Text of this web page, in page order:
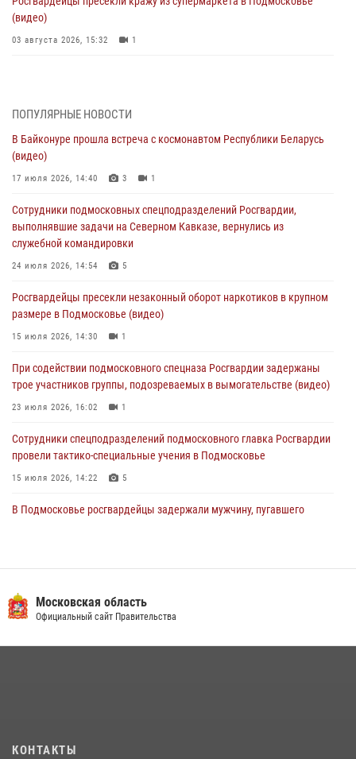
(видео)
03 августа 2026, 15:32 1
03 августа 2026, 15:08 1
В Подмосковье отметили годовщину со Дня образования ОМОН
«Пересвет»
02 августа 2026, 18:01
Офицер подмосковного главка Росгвардии стал гостем эфира
«Радио 1»
01 августа 2026, 17:57
крупную сумму в Подмосковье
31 июля 2026, 13:00
действиях в Подмосковье (видео)
31 июля 2026, 09:00
ПОПУЛЯРНЫЕ НОВОСТИ
В Байконуре прошла встреча с космонавтом Республики Беларусь
(видео)
17 июля 2026, 14:40 3 1
Сотрудники подмосковных спецподразделений Росгвардии,
выполнявшие задачи на Северном Кавказе, вернулись из
служебной командировки
24 июля 2026, 14:54 5
Росгвардейцы пресекли незаконный оборот наркотиков в крупном
размере в Подмосковье (видео)
15 июля 2026, 14:30 1
При содействии подмосковного спецназа Росгвардии задержаны
трое участников группы, подозреваемых в вымогательстве (видео)
23 июля 2026, 16:02 1
Сотрудники спецподразделений подмосковного главка Росгвардии
провели тактико-специальные учения в Подмосковье
15 июля 2026, 14:22 5
В Подмосковье росгвардейцы задержали мужчину, пугавшего
федеральном розыске (видео)
22 июля 2026, 14:15 1
18 июля 2026, 07:03
КОНТАКТЫ